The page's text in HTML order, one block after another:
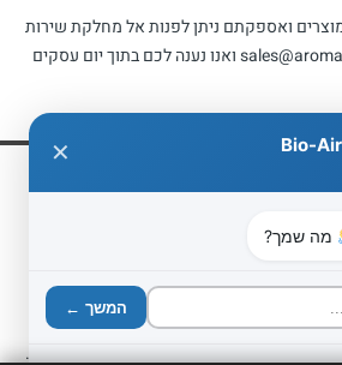
ואספקתם ניתן לפנות אל מחלקת שירות
הלקוחות בדוא”ל:sales@aroma-air.co.il ואנו נענה לכם בתוך יום עסקים
פשרות
משלוח ע"י שליח
שליח עד אלייך לכל מקום
אריזת ההזמנה במקצועיות
|הצהרת נגישות|משלוחים והחזרות
על המחיר הקטלוגי. הנחה זו אינה מבצע.
Bio-
✕
מה שמך?
המשך ←